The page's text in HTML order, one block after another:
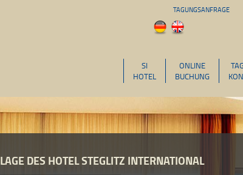
TAGUNGSANFRAGE
ONLINE
BUCHUNG
SI
HOTEL
LAGE DES HOTEL STEGLITZ INTERNATIONAL